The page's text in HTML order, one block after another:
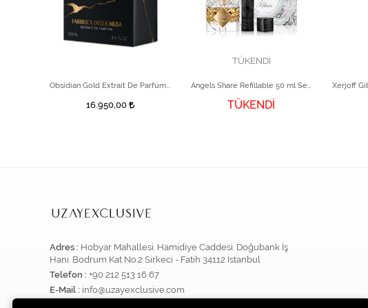
16.950,00
TÜKENDİ
TÜKENDİ
Adres : Hobyar Mahallesi. Hamidiye Caddesi. Doğubank İş
Hanı. Bodrum Kat No:2 Sirkeci - Fatih 34112 İstanbul
Telefon : +90 212 513 16 67
E-Mail : info@uzayexclusive.com